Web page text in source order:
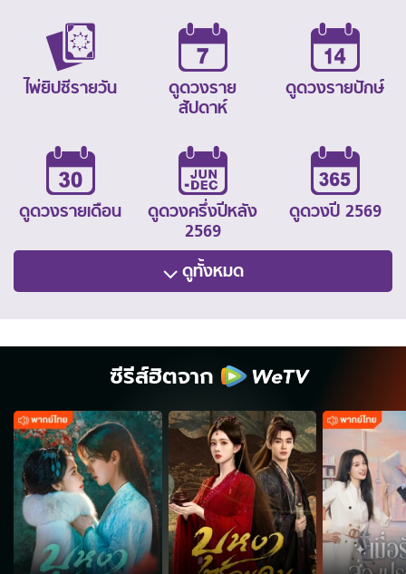
ไพ่ยิปซีรายวัน
ดูดวงราย
สัปดาห์
ดูดวงรายปักษ์
ดูดวงรายเดือน
ดูดวงครึ่งปีหลัง
2569
ดูดวงปี 2569
ดูทั้งหมด
ซีรีส์ฮิตจาก